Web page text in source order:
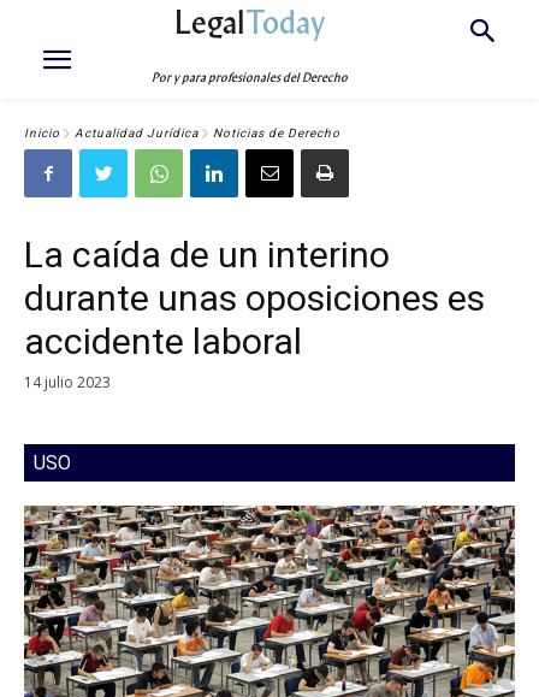
LegalToday
Por y para profesionales del Derecho
Inicio Actualidad Jurídica Noticias de Derecho
La caída de un interino
durante unas oposiciones es
accidente laboral
14 julio 2023
USO